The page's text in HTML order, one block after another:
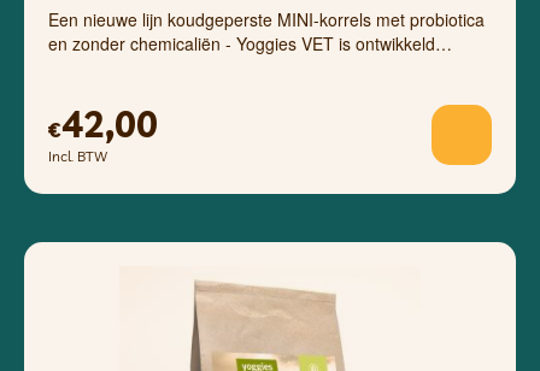
Een nieuwe lijn koudgeperste MINI-korrels met probiotica
en zonder chemicaliën - Yoggies VET is ontwikkeld…
€42,00
Incl. BTW